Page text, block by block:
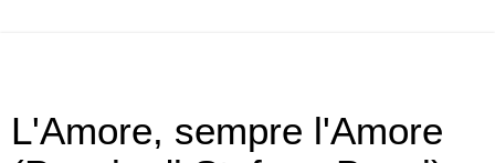
L'Amore, sempre l'Amore